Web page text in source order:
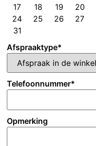
17
18 19 20
24
25 26 27
31
Afspraaktype*
Telefoonnummer*
Opmerking